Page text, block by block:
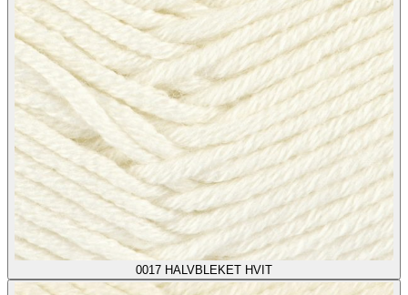
0017 HALVBLEKET HVIT